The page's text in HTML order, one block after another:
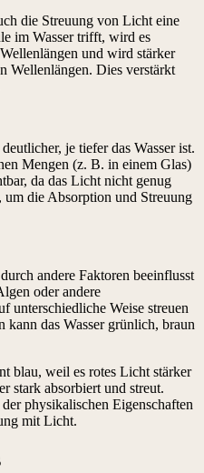
die Streuung von Licht eine
im Wasser trifft, wird es
und wird stärker
Wellenlängen. Dies verstärkt
je tiefer das Wasser ist.
Mengen (z. B. in einem Glas)
da das Licht nicht genug
um die Absorption und Streuung
andere Faktoren beeinflusst
oder andere
unterschiedliche Weise streuen
kann das Wasser grünlich, braun
blau, weil es rotes Licht stärker
stark absorbiert und streut.
physikalischen Eigenschaften
mit Licht.